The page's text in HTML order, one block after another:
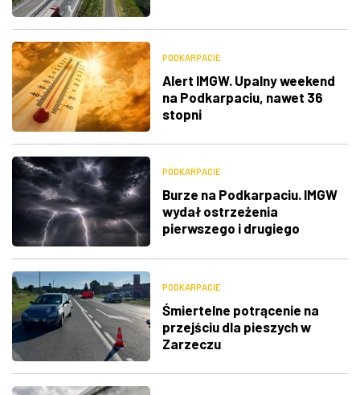
PODKARPACIE
Alert IMGW. Upalny weekend
na Podkarpaciu, nawet 36
stopni
PODKARPACIE
Burze na Podkarpaciu. IMGW
wydał ostrzeżenia
pierwszego i drugiego
PODKARPACIE
Śmiertelne potrącenie na
przejściu dla pieszych w
Zarzeczu